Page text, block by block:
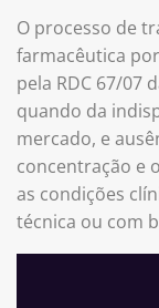
O processo de
farmacêutica
pela RDC 67/07
quando da
mercado, e
concentração e
as condições
técnica ou com